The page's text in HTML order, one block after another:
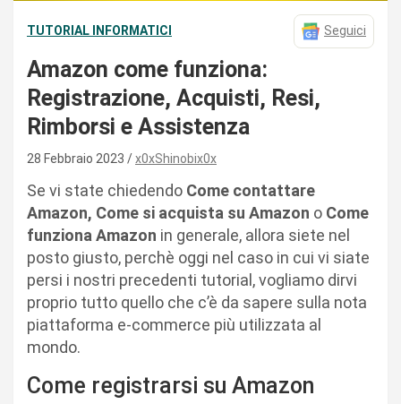
TUTORIAL INFORMATICI Seguici
Amazon come funziona:
Registrazione, Acquisti, Resi,
Rimborsi e Assistenza
28 Febbraio 2023 x0xShinobix0x
Se vi state chiedendo Come contattare
Amazon, Come si acquista su Amazon o Come
funziona Amazon in generale, allora siete nel
posto giusto, perchè oggi nel caso in cui vi siate
persi i nostri precedenti tutorial, vogliamo dirvi
proprio tutto quello che c’è da sapere sulla nota
piattaforma e-commerce più utilizzata al
mondo.
Come registrarsi su Amazon